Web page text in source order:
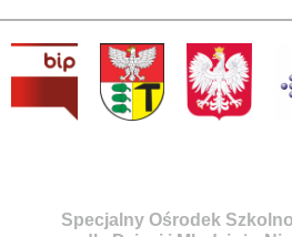
Specjalny Ośrodek